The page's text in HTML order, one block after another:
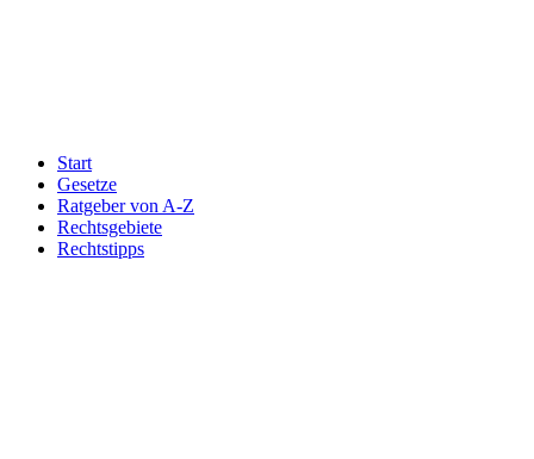
Start
Gesetze
Ratgeber von A-Z
Rechtsgebiete
Rechtstipps